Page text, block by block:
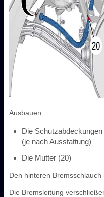
Ausbauen :
Die
(je nach Ausstattung)
Die Mutter (20)
Den hinteren Bremsschlauch
Die Bremsleitung